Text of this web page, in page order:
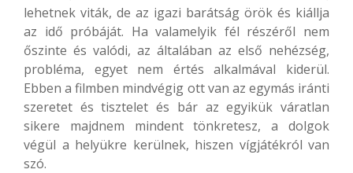
lehetnek viták, de az igazi barátság örök és kiállja
az idő próbáját. Ha valamelyik fél részéről nem
őszinte és valódi, az általában az első nehézség,
probléma, egyet nem értés alkalmával kiderül.
Ebben a filmben mindvégig ott van az egymás iránti
szeretet és tisztelet és bár az egyikük váratlan
sikere majdnem mindent tönkretesz, a dolgok
végül a helyükre kerülnek, hiszen vígjátékról van
szó.